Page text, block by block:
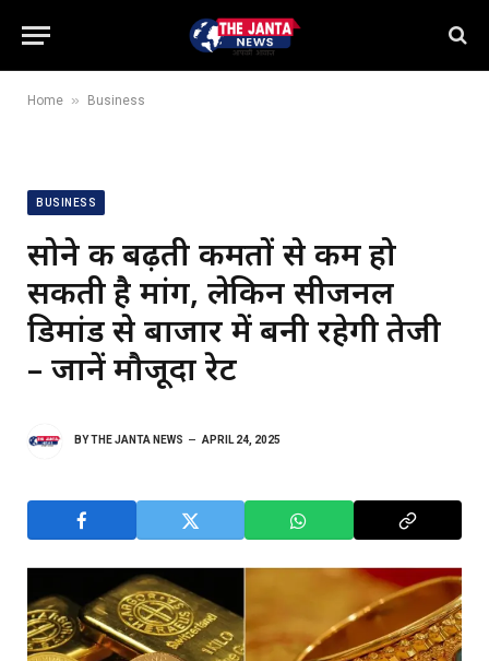
Home » Business
BUSINESS
सोने की बढ़ती कीमतों से कम हो
सकती है मांग, लेकिन सीजनल
डिमांड से बाजार में बनी रहेगी तेजी
– जानें मौजूदा रेट
BYTHE JANTA NEWS APRIL 24, 2025